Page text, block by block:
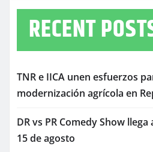
RECENT
TNR e IICA unen esfuerzos
modernización agrícola en
DR vs PR Comedy Show
15 de agosto